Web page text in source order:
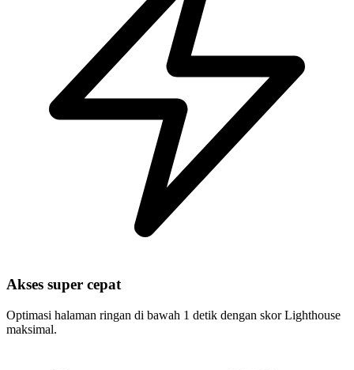
Akses super cepat
Optimasi halaman ringan di bawah 1 detik dengan skor Lighthouse
maksimal.